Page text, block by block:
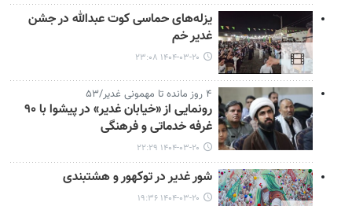
یزله‌های حماسی کوت عبدالله در جشن
غدیر خم
۱۴۰۴-۰۳-۲۰ ۲۳:۰۸
۴ روز مانده تا مهمونی غدیر/۵۳
رونمایی از «خیابان غدیر» در پیشوا با ۹۰
غرفه خدماتی و فرهنگی
۱۴۰۴-۰۳-۲۰ ۲۲:۲۹
شور غدیر در توکهور و هشتبندی
۱۴۰۴-۰۳-۲۰ ۱۹:۳۶